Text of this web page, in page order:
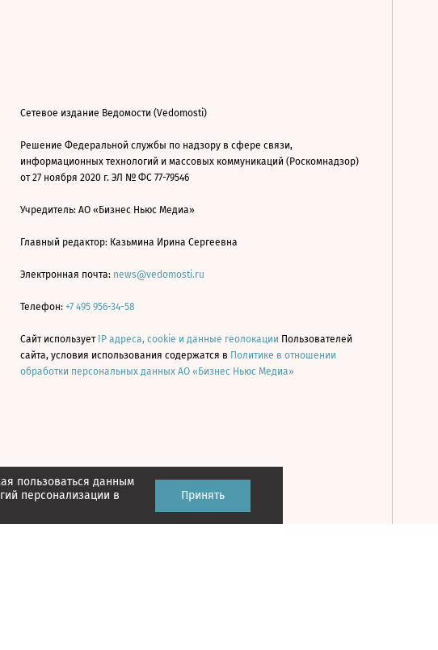
пользоваться данным
персонализации в
Принять
Сетевое издание Ведомости (Vedomosti)
Решение Федеральной службы по надзору в сфере связи,
информационных технологий и массовых коммуникаций (Роскомнадзор)
от 27 ноября 2020 г. ЭЛ № ФС 77-79546
Учредитель: АО «Бизнес Ньюс Медиа»
Главный редактор: Казьмина Ирина Сергеевна
Электронная почта: news@vedomosti.ru
Телефон: +7 495 956-34-58
Сайт использует IP адреса, cookie и данные геолокации Пользователей
сайта, условия использования содержатся в Политике в отношении
обработки персональных данных АО «Бизнес Ньюс Медиа»